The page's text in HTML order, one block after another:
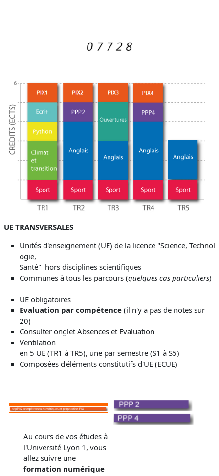
UE TRANSVERSALES
Unités d'enseignement (UE) de la licence "Science, Technol
ogie,
Santé" hors disciplines scientifiques
Communes à tous les parcours (quelques cas particuliers)
UE obligatoires
Evaluation par compétence (il n'y a pas de notes sur
20)
Consulter onglet Absences et Evaluation
Ventilation
en 5 UE (TR1 à TR5), une par semestre (S1 à S5)
Composées d'éléments constitutifs d'UE (ECUE)
Au cours de vos études à
l'Université Lyon 1, vous
allez suivre une
formation numérique